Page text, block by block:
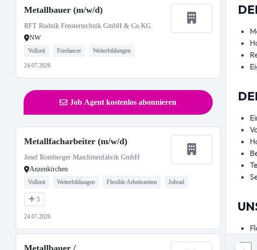
Metallbauer (m/w/d)
RFT Rudnik Fenstertechnik GmbH & Co.KG
NW
Vollzeit Freelancer Weiterbildungen
24.07.2026
Job Agent kostenlos abonnieren
Metallfacharbeiter (m/w/d)
Josef Romberger Maschinenfabrik GmbH
Anzenkirchen
Vollzeit Weiterbildungen Flexible Arbeitszeiten Jobrad
5
24.07.2026
Metallbauer /